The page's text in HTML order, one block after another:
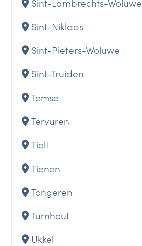
Sint-Niklaas
Sint-Pieters-Woluwe
Sint-Truiden
Temse
Tervuren
Tielt
Tienen
Tongeren
Turnhout
Ukkel